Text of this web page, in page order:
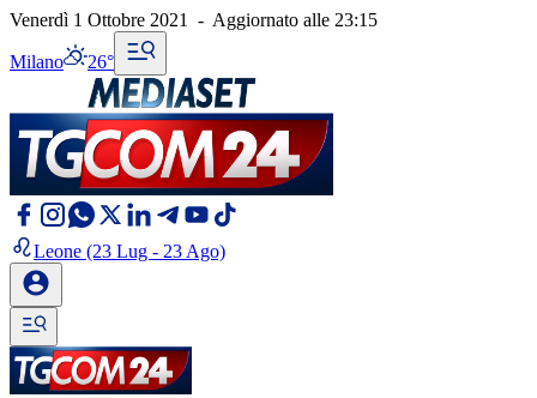
Venerdì 1 Ottobre 2021 - Aggiornato alle 23:15
Milano 26°
Leone (23 Lug - 23 Ago)